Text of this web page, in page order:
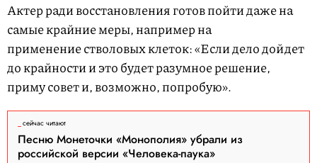
Актер ради восстановления готов пойти даже на
самые крайние меры, например на
применение стволовых клеток: «Если дело дойдет
до крайности и это будет разумное решение,
приму совет и, возможно, попробую».
сейчас читают
Песню Монеточки «Монополия» убрали из
российской версии «Человека-паука»